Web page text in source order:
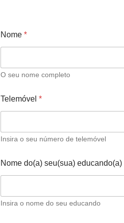
Nome *
O seu nome completo
Telemóvel *
Insira o seu número de telemóvel
Nome do(a) seu(sua) educando(a)
Insira o nome do seu educando